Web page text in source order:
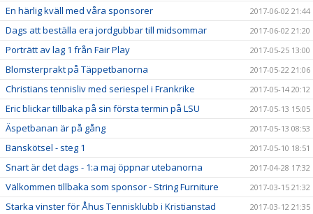
En härlig kväll med våra sponsorer 2017-06-02 21:44
Dags att beställa era jordgubbar till midsommar 2017-06-02 21:20
Porträtt av lag 1 från Fair Play 2017-05-25 13:00
Blomsterprakt på Täppetbanorna 2017-05-22 21:06
Christians tennisliv med seriespel i Frankrike 2017-05-14 20:12
Eric blickar tillbaka på sin första termin på LSU 2017-05-13 15:05
Äspetbanan är på gång 2017-05-13 08:53
Banskötsel - steg 1 2017-05-10 18:51
Snart är det dags - 1:a maj öppnar utebanorna 2017-04-28 17:32
Välkommen tillbaka som sponsor - String Furniture 2017-03-15 21:32
Starka vinster för Åhus Tennisklubb i Kristianstad 2017-03-12 21:35